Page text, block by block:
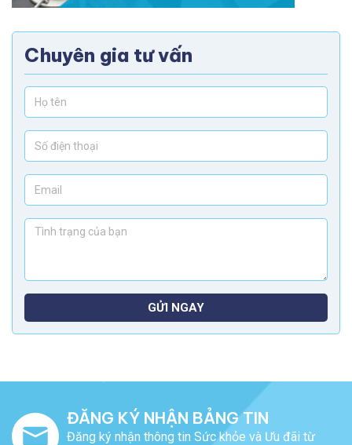
Chuyên gia tư vấn
GỬI NGAY
ĐĂNG KÝ NHẬN BẢNG TIN
Đăng ký nhận thông tin Sức khỏe và Ưu đãi từ